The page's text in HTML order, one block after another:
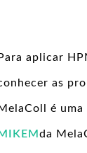
Para aplicar
as
é
MIKEM da